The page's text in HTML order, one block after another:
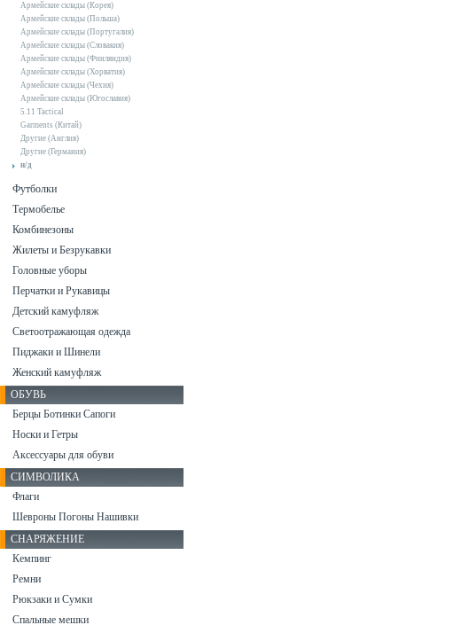
Армейские склады (Корея)
Армейские склады (Польша)
Армейские склады (Португалия)
Армейские склады (Словакия)
Армейские склады (Финляндия)
Армейские склады (Хорватия)
Армейские склады (Чехия)
Армейские склады (Югославия)
5.11 Tactical
Garments (Китай)
Другие (Англия)
Другие (Германия)
н/д
Футболки
Термобелье
Комбинезоны
Жилеты и Безрукавки
Головные уборы
Перчатки и Рукавицы
Детский камуфляж
Светоотражающая одежда
Пиджаки и Шинели
Женский камуфляж
ОБУВЬ
Берцы Ботинки Сапоги
Носки и Гетры
Аксессуары для обуви
СИМВОЛИКА
Флаги
Шевроны Погоны Нашивки
СНАРЯЖЕНИЕ
Кемпинг
Ремни
Рюкзаки и Сумки
Спальные мешки